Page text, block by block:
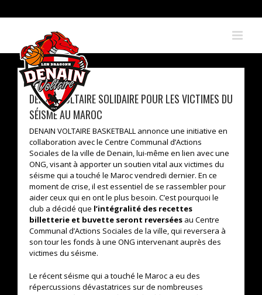
to
DENAIN VOLTAIRE SOLIDAIRE POUR LES VICTIMES DU
SÉISME AU MAROC
DENAIN VOLTAIRE BASKETBALL annonce une initiative en
collaboration avec le Centre Communal d’Actions
Sociales de la ville de Denain, lui-même en lien avec une
ONG, visant à apporter un soutien vital aux victimes du
séisme qui a touché le Maroc vendredi dernier. En ce
moment de crise, il est essentiel de se rassembler pour
aider ceux qui en ont le plus besoin. C’est pourquoi le
club a décidé que l’intégralité des recettes
billetterie et buvette seront reversées au Centre
Communal d’Actions Sociales de la ville, qui reversera à
son tour les fonds à une ONG intervenant auprès des
victimes du séisme.
Le récent séisme qui a touché le Maroc a eu des
répercussions dévastatrices sur de nombreuses